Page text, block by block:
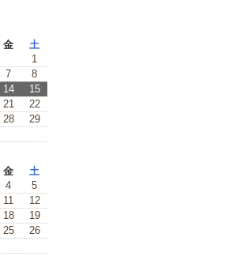
金
土
1
7
8
14
15
21
22
28
29
金
土
4
5
11
12
18
19
25
26